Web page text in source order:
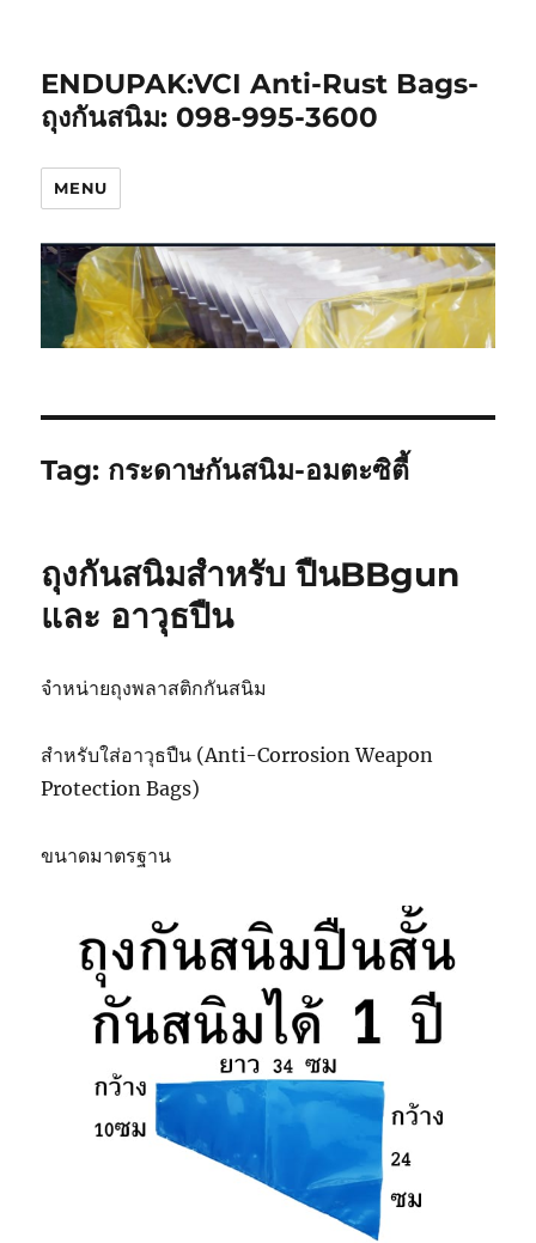
ENDUPAK:VCI Anti-Rust Bags-
ถุงกันสนิม: 098-995-3600
MENU
Tag: กระดาษกันสนิม-อมตะซิตี้
ถุงกันสนิมสำหรับ ปืนBBgun
และ อาวุธปืน
จำหน่ายถุงพลาสติกกันสนิม
สำหรับใส่อาวุธปืน (Anti-Corrosion Weapon
Protection Bags)
ขนาดมาตรฐาน